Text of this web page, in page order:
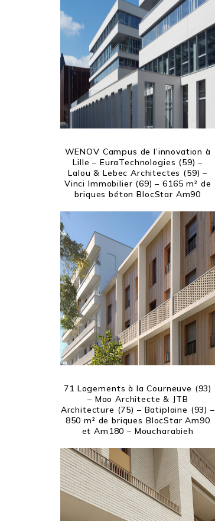
WENOV Campus de l’innovation à
Lille – EuraTechnologies (59) –
Lalou & Lebec Architectes (59) –
Vinci Immobilier (69) – 6165 m² de
briques béton BlocStar Am90
71 Logements à la Courneuve (93)
– Mao Architecte & JTB
Architecture (75) – Batiplaine (93) –
850 m² de briques BlocStar Am90
et Am180 – Moucharabieh